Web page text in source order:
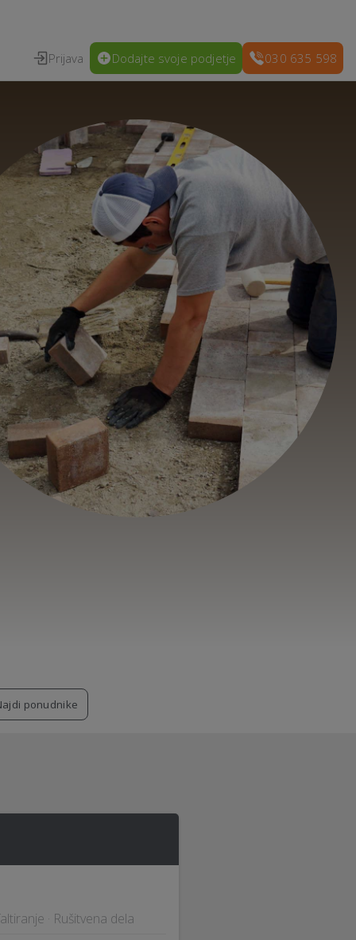
Prijava Dodajte svoje podjetje 030 635 598
ponudnike
· Rušitvena dela